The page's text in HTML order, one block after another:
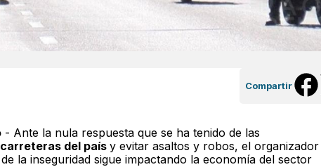
Compartir
- Ante la nula respuesta que se ha tenido de las
carreteras del país y evitar asaltos y robos, el organizador
la inseguridad sigue impactando la economía del sector